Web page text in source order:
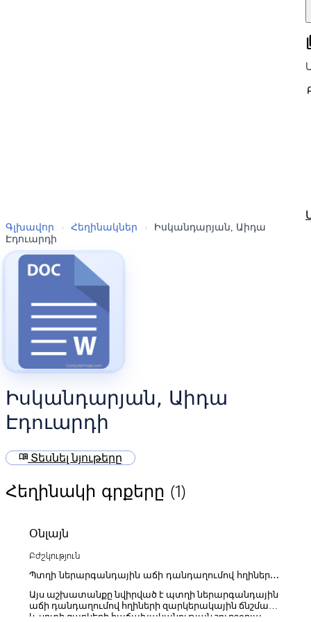
Գլխավոր › Հեղինակներ ›
Իսկանդարյան, Աիդա
Էդուարդի
Իսկանդարյան, Աիդա
Էդուարդի
menu_book Տեսնել նյութերը
Հեղինակի գրքերը (1)
Օնլայն
Բժշկություն
Պտղի ներարգանդային աճի դանդաղումով հղիների
հաճախականության շուրջօրյա ռիթմերի
փոփոխությունները
Այս աշխատանքը նվիրված է պտղի ներարգանդային
աճի դանդաղումով հղիների զարկերակային ճնշման
և սրտի զարկերի հաճախականության շուրջօրյա